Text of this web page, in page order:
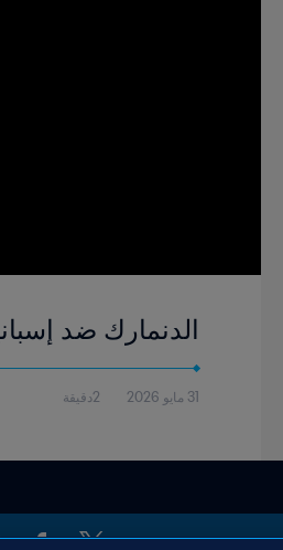
الدنمارك ضد إسبانيا | كأس
31 مايو 2026 2دقيقة